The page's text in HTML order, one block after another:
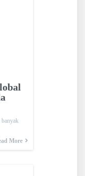
banyak
More